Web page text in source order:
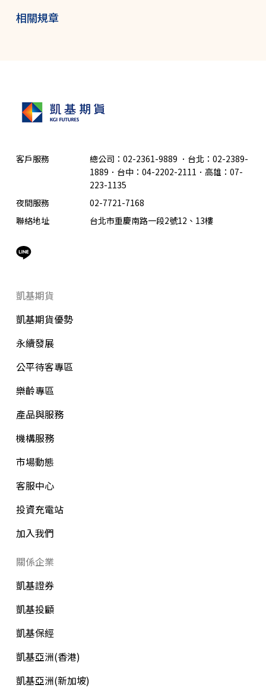
相關規章
客戶服務 總公司：02-2361-9889 ． 台北：02-2389-
1889．台中：04-2202-2111．高雄：07-
223-1135
夜間服務
02-7721-7168
聯絡地址
台北市重慶南路一段2號12、13樓
凱基期貨
凱基期貨優勢
永續發展
公平待客專區
樂齡專區
產品與服務
機構服務
市場動態
客服中心
投資充電站
加入我們
關係企業
凱基證券
凱基投顧
凱基保經
凱基亞洲(香港)
凱基亞洲(新加坡)